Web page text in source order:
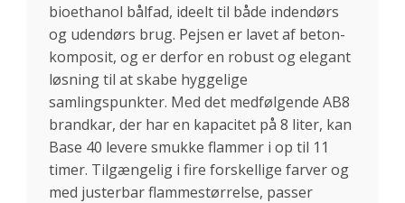
bioethanol bålfad, ideelt til både indendørs
og udendørs brug. Pejsen er lavet af beton-
komposit, og er derfor en robust og elegant
løsning til at skabe hyggelige
samlingspunkter. Med det medfølgende AB8
brandkar, der har en kapacitet på 8 liter, kan
Base 40 levere smukke flammer i op til 11
timer. Tilgængelig i fire forskellige farver og
med justerbar flammestørrelse, passer